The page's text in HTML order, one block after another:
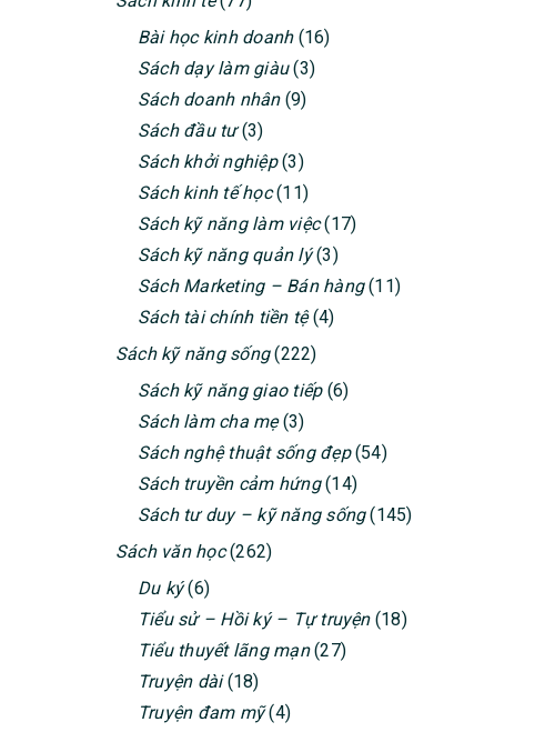
Bài học kinh doanh(16)
Sách dạy làm giàu(3)
Sách doanh nhân(9)
Sách đầu tư(3)
Sách khởi nghiệp(3)
Sách kinh tế học(11)
Sách kỹ năng làm việc(17)
Sách kỹ năng quản lý(3)
Sách Marketing – Bán hàng(11)
Sách tài chính tiền tệ(4)
Sách kỹ năng sống(222)
Sách kỹ năng giao tiếp(6)
Sách làm cha mẹ(3)
Sách nghệ thuật sống đẹp(54)
Sách truyền cảm hứng(14)
Sách tư duy – kỹ năng sống(145)
Sách văn học(262)
Du ký(6)
Tiểu sử – Hồi ký – Tự truyện(18)
Tiểu thuyết lãng mạn(27)
Truyện dài(18)
Truyện đam mỹ(4)